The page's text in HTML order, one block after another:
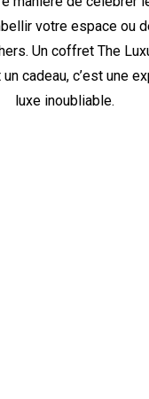
votre espace ou
Un coffret The
cadeau, c’est une
luxe inoubliable.